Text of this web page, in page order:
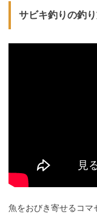
サビキ釣りの釣
魚をおびき寄せるコマ